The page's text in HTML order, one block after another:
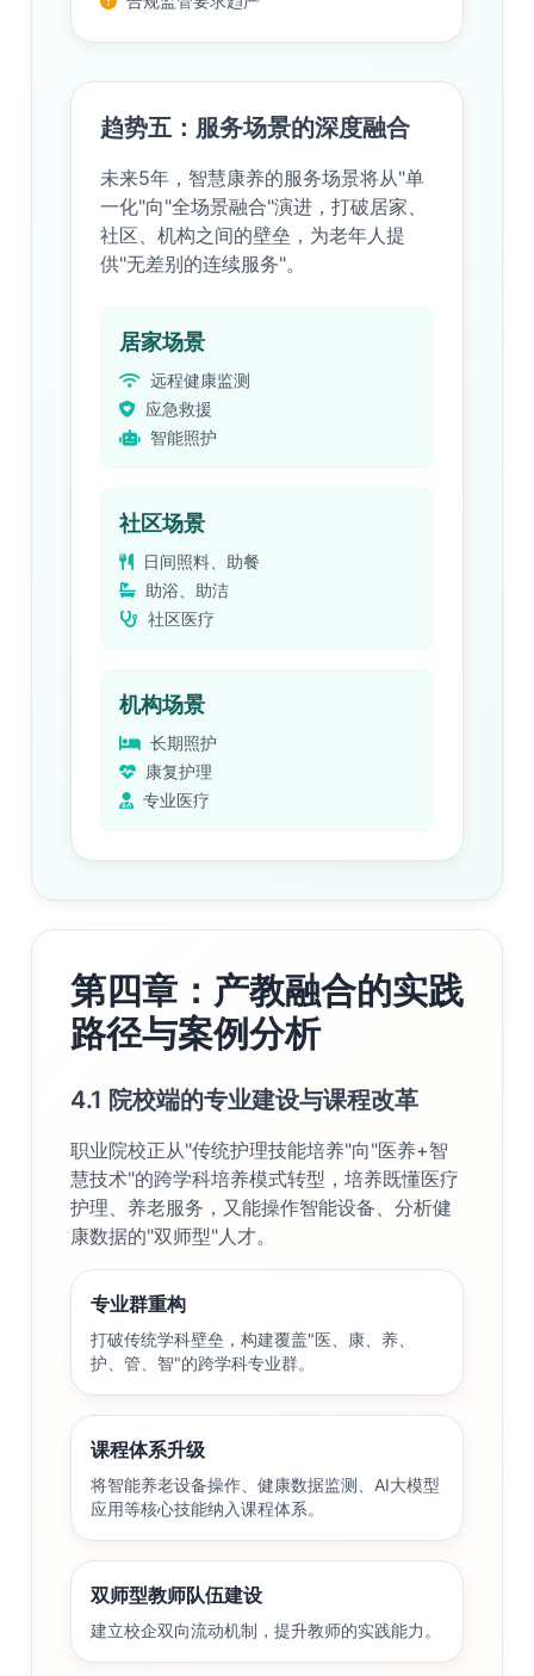
趋势五：服务场景的深度融合
未来5年，智慧康养的服务场景将从"单
一化"向"全场景融合"演进，打破居家、
社区、机构之间的壁垒，为老年人提
供"无差别的连续服务"。
居家场景
远程健康监测
应急救援
智能照护
社区场景
日间照料、助餐
助浴、助洁
社区医疗
机构场景
长期照护
康复护理
专业医疗
第四章：产教融合的实践
路径与案例分析
4.1 院校端的专业建设与课程改革
职业院校正从"传统护理技能培养"向"医养+智
慧技术"的跨学科培养模式转型，培养既懂医疗
护理、养老服务，又能操作智能设备、分析健
康数据的"双师型"人才。
专业群重构
打破传统学科壁垒，构建覆盖"医、康、养、
护、管、智"的跨学科专业群。
课程体系升级
将智能养老设备操作、健康数据监测、AI大模型
应用等核心技能纳入课程体系。
双师型教师队伍建设
建立校企双向流动机制，提升教师的实践能力。